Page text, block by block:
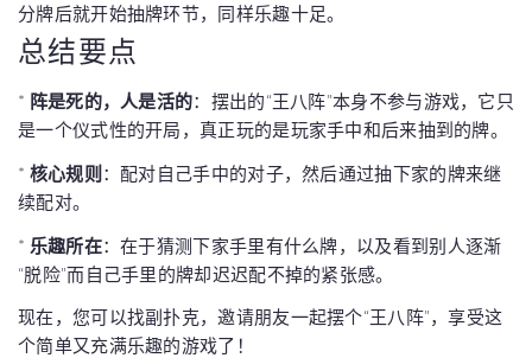
分牌后就开始抽牌环节，同样乐趣十足。
总结要点
* 阵是死的，人是活的：摆出的“王八阵”本身不参与游戏，它只
是一个仪式性的开局，真正玩的是玩家手中和后来抽到的牌。
* 核心规则 ：配对自己手中的对子，然后通过抽下家的牌来继
续配对。
* 乐趣所在：在于猜测下家手里有什么牌，以及看到别人逐渐
“脱险”而自己手里的牌却迟迟配不掉的紧张感。
现在，您可以找副扑克，邀请朋友一起摆个“王八阵”，享受这
个简单又充满乐趣的游戏了！